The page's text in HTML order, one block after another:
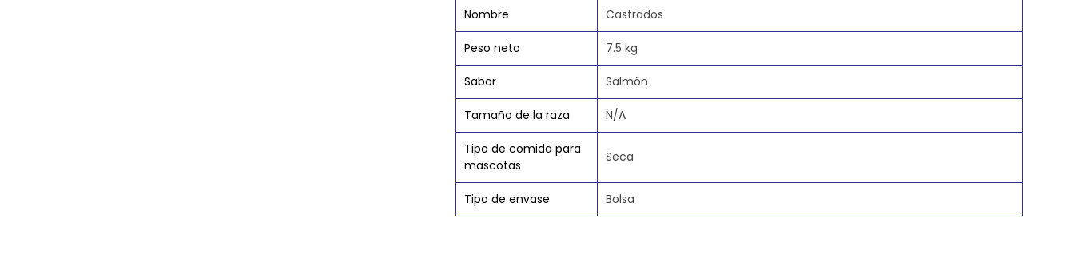
Nombre Castrados
Peso neto 7.5 kg
Sabor Salmón
Tamaño de la raza N/A
Tipo de comida para
mascotas
Seca
Tipo de envase Bolsa